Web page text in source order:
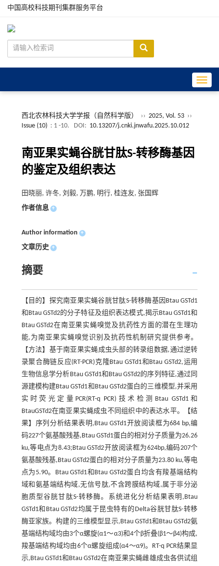
中国高校科技期刊集群服务平台
西北农林科技大学学报（自然科学版） ›› 2025, Vol. 53 ››
Issue (10) : 1 -10. DOI: 10.13207/j.cnki.jnwafu.2025.10.012
南亚果实蝇谷胱甘肽S-转移酶基因
的鉴定及组织表达
田晓丽, 许冬, 刘毅, 万鹏, 明行, 桂连友, 张国辉
作者信息 +
Author information +
文章历史 +
摘要
【目的】探究南亚果实蝇谷胱甘肽S-转移酶基因Btau GSTd1
和Btau GSTd2的分子特征及组织表达模式,揭示Btau GSTd1和
Btau GSTd2在南亚果实蝇嗅觉及抗药性方面的潜在生理功
能,为南亚果实蝇嗅觉识别及抗药性机制研究提供参考。
【方法】基于南亚果实蝇成虫头部的转录组数据,通过逆转
录聚合酶链反应(RT-PCR)克隆Btau GSTd1和Btau GSTd2,运用
生物信息学分析Btau GSTd1和Btau GSTd2的序列特征,通过同
源建模构建Btau GSTd1和Btau GSTd2蛋白的三维模型,并采用
实时荧光定量PCR(RT-q PCR)技术检测Btau GSTd1和
BtauGSTd2在南亚果实蝇成虫不同组织中的表达水平。【结
果】序列分析结果表明,Btau GSTd1开放阅读框为684 bp,编
码227个氨基酸残基,Btau GSTd1蛋白的相对分子质量为26.26
ku,等电点为8.43;Btau GSTd2开放阅读框为624bp,编码207个
氨基酸残基,Btau GSTd2蛋白的相对分子质量为23.80 ku,等电
点为5.90。Btau GSTd1和Btau GSTd2蛋白均含有羧基端结构
域和氨基端结构域,无信号肽,不含跨膜结构域,属于非分泌
胞质型谷胱甘肽S-转移酶。系统进化分析结果表明,Btau
GSTd1和Btau GSTd2均属于昆虫特有的Delta谷胱甘肽S-转移
酶亚家族。构建的三维模型显示,Btau GSTd1和Btau GSTd2氨
基端结构域均由3个α螺旋(α1～α3)和4个β折叠(β1～β4)构成,
羧基端结构域均由6个α螺旋组成(α4～α9)。RT-q PCR结果显
示,Btau GSTd1和Btau GSTd2在南亚果实蝇雌雄成虫各供试组